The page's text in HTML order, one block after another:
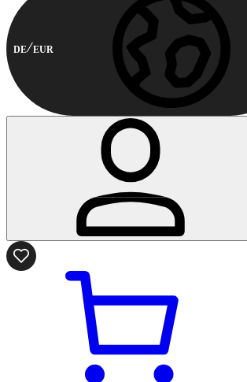
DE EUR